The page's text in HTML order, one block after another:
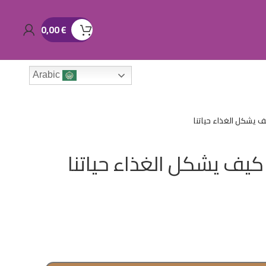
0,00€
Arabic
يشكل الغذاء حياتنا
كيف يشكل الغذاء حياتنا